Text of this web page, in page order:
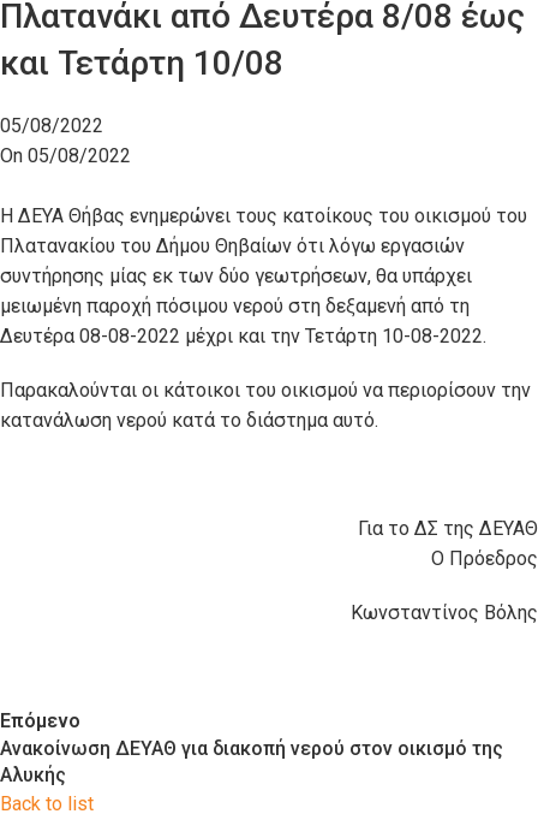
Πλατανάκι από Δευτέρα 8/08 έως
και Τετάρτη 10/08
05/08/2022
On 05/08/2022
Η ΔΕΥΑ Θήβας ενημερώνει τους κατοίκους του οικισμού του
Πλατανακίου του Δήμου Θηβαίων ότι λόγω εργασιών
συντήρησης μίας εκ των δύο γεωτρήσεων, θα υπάρχει
μειωμένη παροχή πόσιμου νερού στη δεξαμενή από τη
Δευτέρα 08-08-2022 μέχρι και την Τετάρτη 10-08-2022.
Παρακαλούνται οι κάτοικοι του οικισμού να περιορίσουν την
κατανάλωση νερού κατά το διάστημα αυτό.
Για το ΔΣ της ΔΕΥΑΘ
Ο Πρόεδρος
Κωνσταντίνος Βόλης
Επόμενο
Ανακοίνωση ΔΕΥΑΘ για διακοπή νερού στον οικισμό της
Αλυκής
Back to list